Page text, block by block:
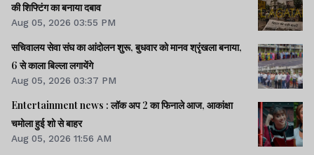
की शिफ्टिंग का बनाया दबाव
Aug 05, 2026 03:55 PM
सचिवालय सेवा संघ का आंदोलन शुरू, बुधवार को मानव श्रृंखला बनाया,
6 से काला बिल्ला लगायेंगे
Aug 05, 2026 03:37 PM
Entertainment news : लॉक अप 2 का फिनाले आज, आकांक्षा
चमोला हुई शो से बाहर
Aug 05, 2026 11:56 AM